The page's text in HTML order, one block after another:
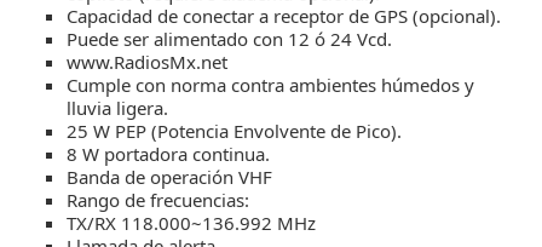
Capacidad de conectar a receptor de GPS (opcional).
Puede ser alimentado con 12 ó 24 Vcd.
www.RadiosMx.net
Cumple con norma contra ambientes húmedos y
lluvia ligera.
25 W PEP (Potencia Envolvente de Pico).
8 W portadora continua.
Banda de operación VHF
Rango de frecuencias:
TX/RX 118.000~136.992 MHz